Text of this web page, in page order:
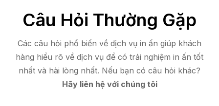
Câu Hỏi Thường Gặp
Các câu hỏi phổ biến về dịch vụ in ấn giúp khách
hàng hiểu rõ về dịch vụ để có trải nghiệm in ấn tốt
nhất và hài lòng nhất. Nếu bạn có câu hỏi khác?
Hãy liên hệ với chúng tôi